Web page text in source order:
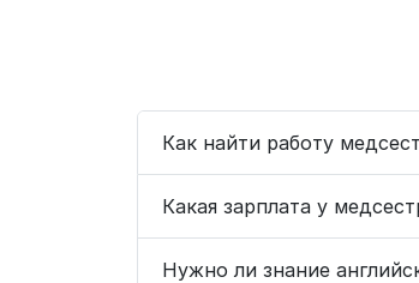
Как найти работу
Какая зарплата у
Нужно ли знание